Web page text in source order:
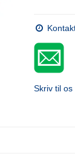
Skriv til